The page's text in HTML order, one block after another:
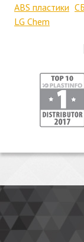
ABS пластики
LG Chem